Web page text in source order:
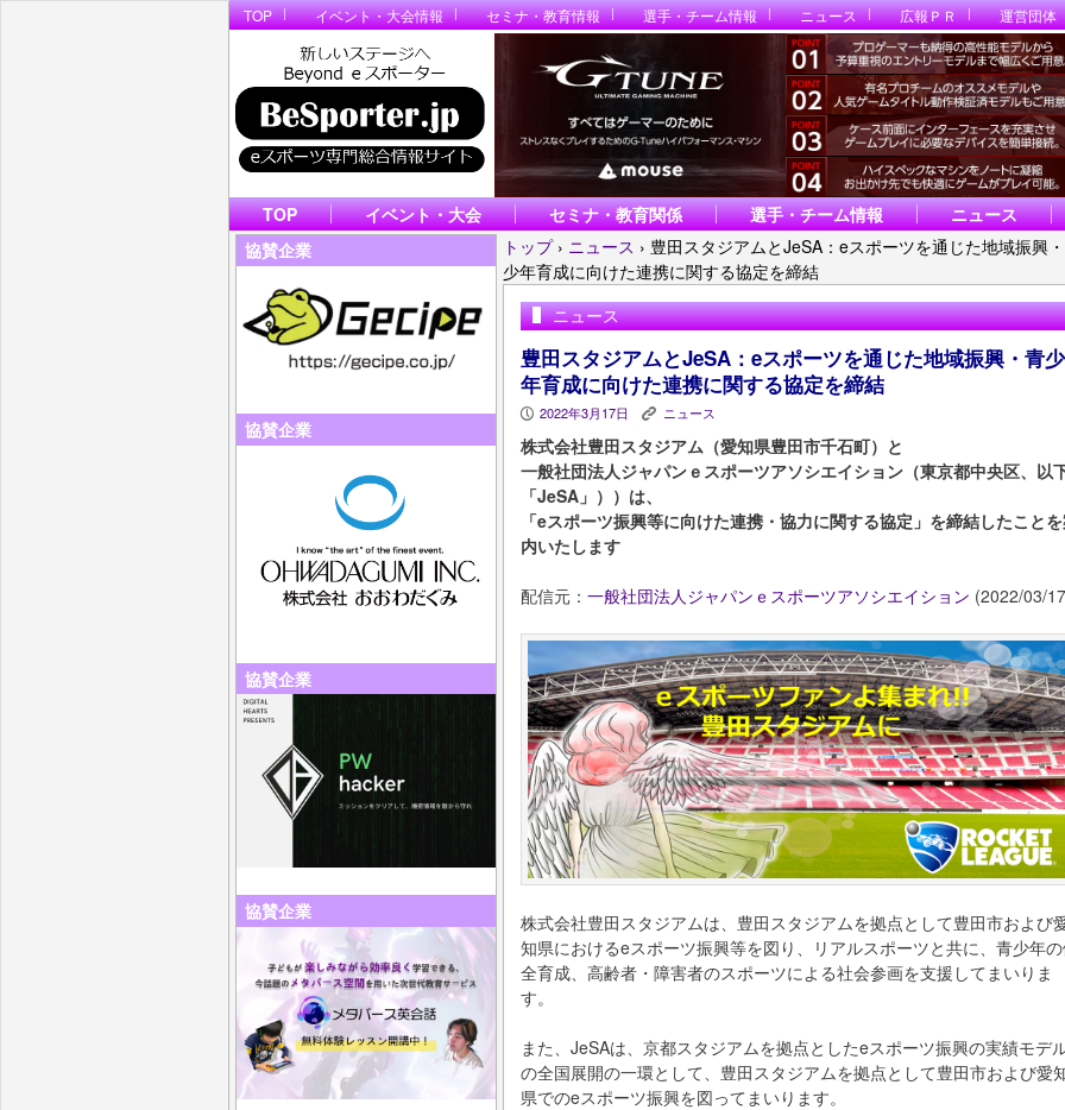
TOP イベント・大会情報 セミナ・教育情報 選手・チーム情報 ニュース 広報ＰＲ 運営団体
TOP イベント・大会 セミナ・教育関係 選手・チーム情報
ニュース
協賛企業
協賛企業
協賛企業
協賛企業
トップ › ニュース › 豊田スタジアムとJeSA：eスポーツを通じた地域振興
少年育成に向けた連携に関する協定を締結
ニュース
豊田スタジアムとJeSA：eスポーツを通じた地域振興・青少
年育成に向けた連携に関する協定を締結
P 2022年3月17日 K ニュース
株式会社豊田スタジアム（愛知県豊田市千石町）と
一般社団法人ジャパンｅスポーツアソシエイション（東京都中央区、以
「JeSA」））は、
「eスポーツ振興等に向けた連携・協力に関する協定」を締結したこと
内いたします
配信元： 一般社団法人ジャパンｅスポーツアソシエイション (2022/03/
株式会社豊田スタジアムは、豊田スタジアムを拠点として豊田市および
知県におけるeスポーツ振興等を図り、リアルスポーツと共に、青少年
全育成、高齢者・障害者のスポーツによる社会参画を支援してまいりま
す。
また、JeSAは、京都スタジアムを拠点としたeスポーツ振興の実績モデ
の全国展開の一環として、豊田スタジアムを拠点として豊田市および愛
県でのeスポーツ振興を図ってまいります。